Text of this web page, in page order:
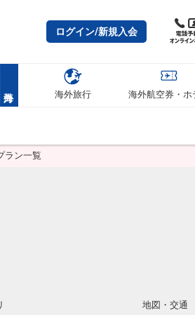
ログイン/新規入会
海外旅行 海外航空券・ホ
ラン一覧
地図・交通